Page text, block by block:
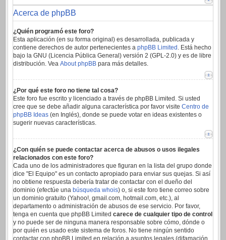
Acerca de phpBB
¿Quién programó este foro?
Esta aplicación (en su forma original) es desarrollada, publicada y
contiene derechos de autor pertenecientes a phpBB Limited . Está hecho
bajo la GNU (Licencia Pública General) versión 2 (GPL-2.0) y es de libre
distribución. Vea About phpBB para más detalles.
¿Por qué este foro no tiene tal cosa?
Este foro fue escrito y licenciado a través de phpBB Limited. Si usted
cree que se debe añadir alguna característica por favor visite Centro de
phpBB Ideas (en Inglés), donde se puede votar en ideas existentes o
sugerir nuevas características.
¿Con quién se puede contactar acerca de abusos o usos ilegales
relacionados con este foro?
Cada uno de los administradores que figuran en la lista del grupo donde
dice "El Equipo" es un contacto apropiado para enviar sus quejas. Si así
no obtiene respuesta debería tratar de contactar con el dueño del
dominio (efectúe una búsqueda whois) o, si este foro tiene correo sobre
un dominio gratuito (Yahoo!, gmail.com, hotmail.com, etc.), al
departamento o administración de abusos de ese servicio. Por favor,
tenga en cuenta que phpBB Limited carece de cualquier tipo de control
y no puede ser de ninguna manera responsable sobre cómo, dónde o
por quién es usado este sistema de foros. No tiene ningún sentido
contactar con phpBB Limited en relación a asuntos legales (difamación,